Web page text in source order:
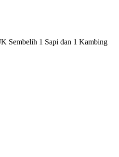
Sembelih 1 Sapi dan 1 Kambing